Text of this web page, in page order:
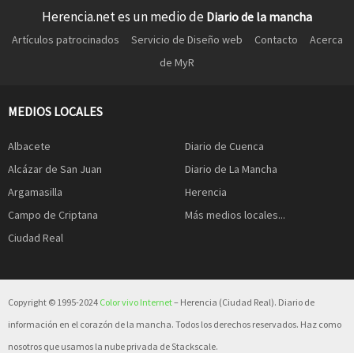
Herencia.net es un medio de Diario de la mancha
Artículos patrocinados Servicio de Diseño web Contacto
Acerca
de MyR
MEDIOS LOCALES
Albacete
Alcázar de San Juan
Argamasilla
Campo de Criptana
Ciudad Real
Diario de Cuenca
Diario de La Mancha
Herencia
Más medios locales...
Copyright © 1995-2024 Color vivo Internet– Herencia (Ciudad Real). Diario de
información en el corazón de la mancha. Todos los derechos reservados. Haz como
nosotros que usamos la nube privada de Stackscale.